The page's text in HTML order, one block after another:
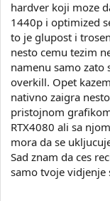
hardver koji moze
1440p i optimized
to je glupost i
nesto cemu tezim
namenu samo zato
overkill. Opet
nativno zaigra
pristojnom
RTX4080 ali sa
mora da se
Sad znam da ces
samo tvoje vidjenje